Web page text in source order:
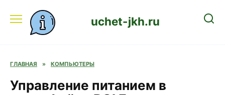
содержанию
uchet-jkh.ru
ГЛАВНАЯ » КОМПЬЮТЕРЫ
Управление питанием в